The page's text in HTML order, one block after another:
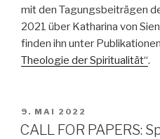
mit den Tagungsbeiträgen
2021 über Katharina von
finden ihn unter
Theologie der Spiritualität“.
VERÖFFENTLICHT
AM
9. MAI 2022
CALL FOR PAPERS: